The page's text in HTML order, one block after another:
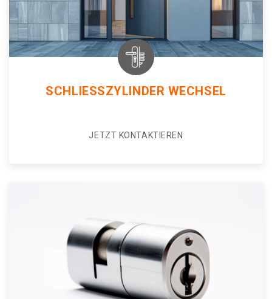
SCHLIESSZYLINDER WECHSEL
JETZT KONTAKTIEREN